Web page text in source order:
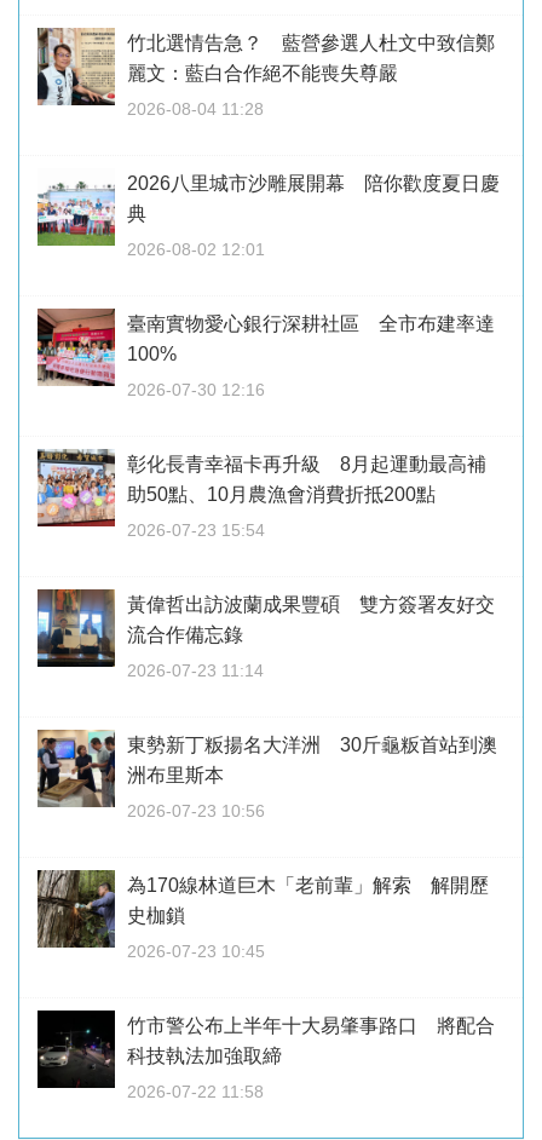
竹北選情告急？ 藍營參選人杜文中致信鄭
麗文：藍白合作絕不能喪失尊嚴
2026-08-04 11:28
2026八里城市沙雕展開幕 陪你歡度夏日慶
典
2026-08-02 12:01
臺南實物愛心銀行深耕社區 全市布建率達
100%
2026-07-30 12:16
彰化長青幸福卡再升級 8月起運動最高補
助50點、10月農漁會消費折抵200點
2026-07-23 15:54
黃偉哲出訪波蘭成果豐碩 雙方簽署友好交
流合作備忘錄
2026-07-23 11:14
東勢新丁粄揚名大洋洲 30斤龜粄首站到澳
洲布里斯本
2026-07-23 10:56
為170線林道巨木「老前輩」解索 解開歷
史枷鎖
2026-07-23 10:45
竹市警公布上半年十大易肇事路口 將配合
科技執法加強取締
2026-07-22 11:58